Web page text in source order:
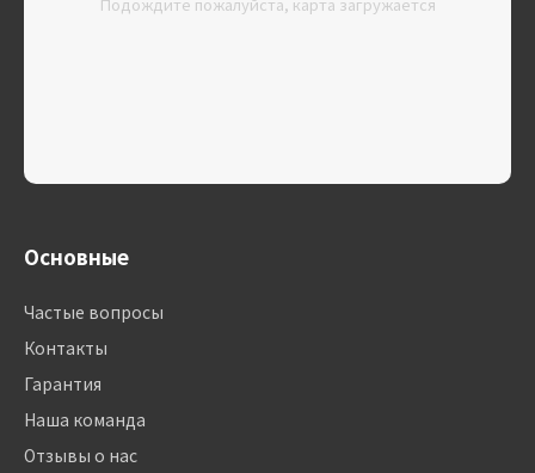
Основные
Частые вопросы
Контакты
Гарантия
Наша команда
Отзывы о нас